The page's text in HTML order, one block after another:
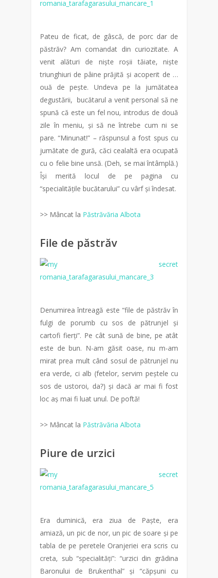
Pateu de ficat, de gâscă, de porc dar de
păstrăv? Am comandat din curiozitate. A
venit alături de niște roșii tăiate, niște
triunghiuri de pâine prăjită și acoperit de …
ouă de pește. Undeva pe la jumătatea
degustării, bucătarul a venit personal să ne
spună că este un fel nou, introdus de două
zile în meniu, și să ne întrebe cum ni se
pare. “Minunat!” – răspunsul a fost spus cu
jumătate de gură, căci cealaltă era ocupată
cu o felie bine unsă. (Deh, se mai întâmplă.)
Își merită locul de pe pagina cu
“specialitățile bucătarului” cu vârf și îndesat.
>> Mâncat la Păstrăvăria Albota
File de păstrăv
Denumirea întreagă este “file de păstrăv în
fulgi de porumb cu sos de pătrunjel și
cartofi fierți”. Pe cât sună de bine, pe atât
este de bun. N-am găsit oase, nu m-am
mirat prea mult când sosul de pătrunjel nu
era verde, ci alb (fetelor, servim peștele cu
sos de ustoroi, da?) și dacă ar mai fi fost
loc aș mai fi luat unul. De poftă!
>> Mâncat la Păstrăvăria Albota
Piure de urzici
Era duminică, era ziua de Paște, era
amiază, un pic de nor, un pic de soare și pe
tabla de pe peretele Oranjeriei era scris cu
creta, sub “specialități”: “urzici din grădina
Baronului de Brukenthal” și “căpșuni cu